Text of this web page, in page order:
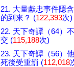
21. 大量獻忠事件隱
的到來？ (122,393次)
22. 天下奇譚（64）
交 (115,188次)
23. 天下奇譚（56）
死後受重罰 (112,018